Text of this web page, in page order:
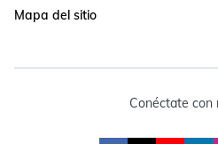
Mapa del sitio
Conéctate con